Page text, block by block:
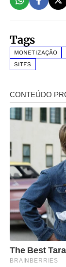
Tags
MONETIZAÇÃO
SITES